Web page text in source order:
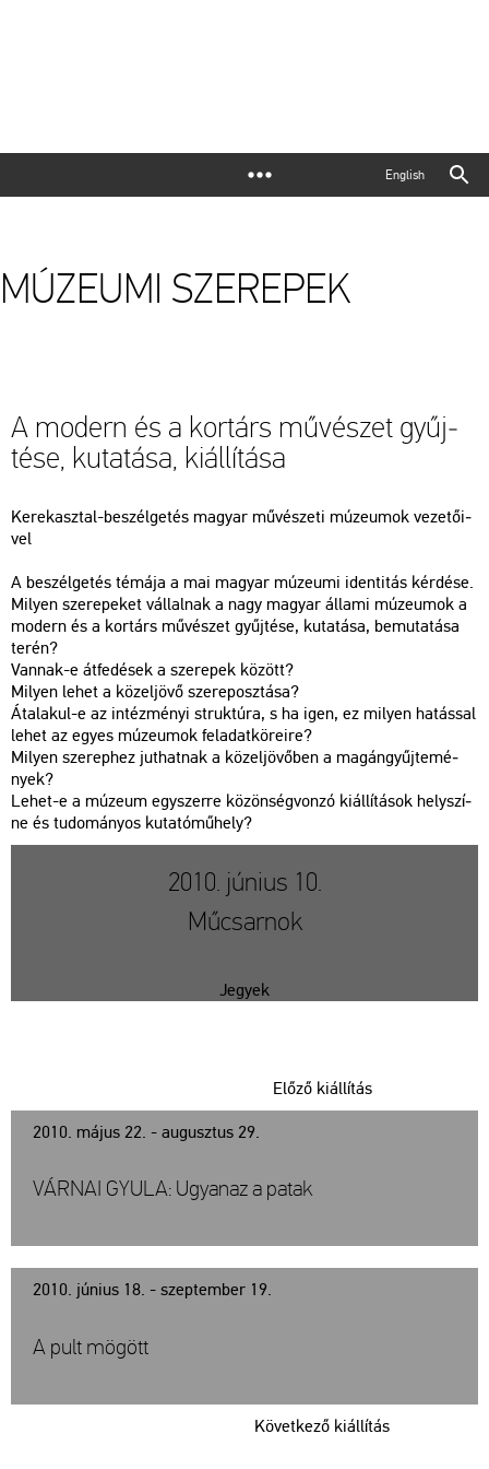
English
MÚZEUMI SZEREPEK
A mo­dern és a kor­társ mű­vé­szet gyűj­
té­se, ku­ta­tá­sa, ki­ál­lí­tá­sa
Ke­rek­asz­tal-be­szél­ge­tés ma­gyar mű­vé­sze­ti mú­ze­u­mok ve­ze­tő­i­
vel
A be­szél­ge­tés té­má­ja a mai ma­gyar mú­ze­u­mi iden­ti­tás kér­dé­se.
Mi­lyen sze­re­pe­ket vál­lal­nak a nagy ma­gyar ál­la­mi mú­ze­u­mok a
mo­dern és a kor­társ mű­vé­szet gyűj­té­se, ku­ta­tá­sa, be­mu­ta­tá­sa
terén?
Van­nak-e át­fe­dé­sek a sze­re­pek kö­zött?
Mi­lyen lehet a kö­zel­jö­vő sze­rep­osz­tá­sa?
Át­ala­kul-e az in­téz­mé­nyi struk­tú­ra, s ha igen, ez mi­lyen ha­tás­sal
lehet az egyes mú­ze­u­mok fel­adat­kö­re­i­re?
Mi­lyen sze­rep­hez jut­hat­nak a kö­zel­jö­vő­ben a ma­gán­gyűj­te­mé­
nyek?
Lehet-e a mú­ze­um egy­szer­re kö­zön­ség­von­zó ki­ál­lí­tá­sok hely­szí­
ne és tu­do­má­nyos ku­ta­tó­mű­hely?
2010. június 10.
Műcsarnok
Jegyek
2010. május 22. - augusztus 29.
Előző kiállítás
VÁRNAI GYULA: Ugyanaz a patak
2010. június 18. - szeptember 19.
Következő kiállítás
A pult mögött